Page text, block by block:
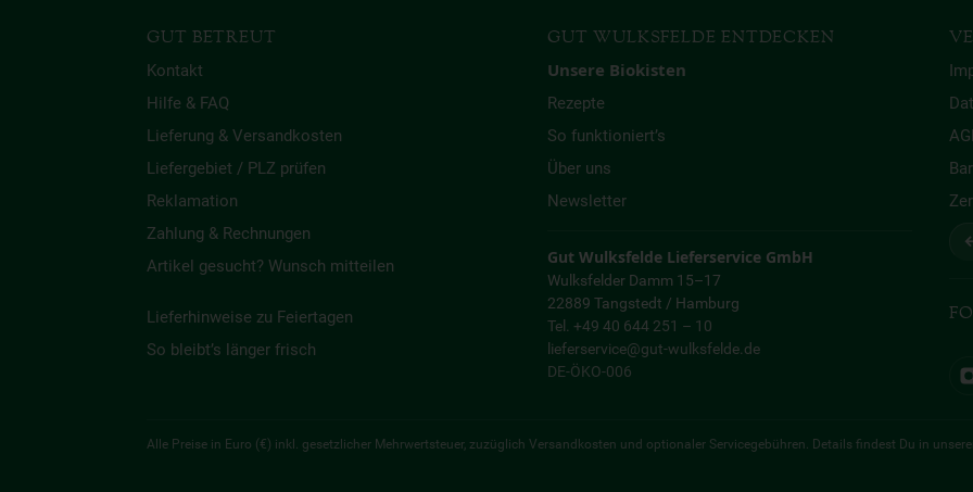
GUT BETREUT
Kontakt
Hilfe & FAQ
Lieferung & Versandkosten
Liefergebiet / PLZ prüfen
Reklamation
Zahlung & Rechnungen
Artikel gesucht? Wunsch mitteilen
Lieferhinweise zu Feiertagen
So bleibt’s länger frisch
GUT WULKSFELDE ENTDECKEN
Unsere Biokisten
Rezepte
So funktioniert’s
Über uns
Newsletter
Gut Wulksfelde Lieferservice GmbH
Wulksfelder Damm 15–17
22889 Tangstedt / Hamburg
Tel. +49 40 644 251 – 10
lieferservice@gut-wulksfelde.de
DE-ÖKO-006
Alle Preise in Euro (€) inkl. gesetzlicher Mehrwertsteuer, zuzüglich Versandkosten und optionaler Servicegebühren. Details findest Du in